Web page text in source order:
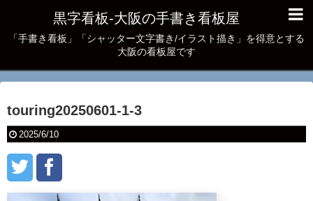
黒字看板‐大阪の手書き看板屋
「手書き看板」「シャッター文字書き/イラスト描き」を得意とする
大阪の看板屋です
touring20250601-1-3
2025/6/10